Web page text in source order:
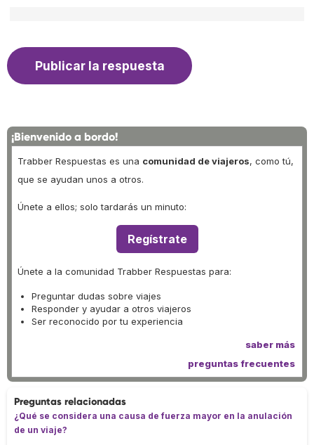
¡Bienvenido a bordo!
Trabber Respuestas es una comunidad de viajeros, como tú,
que se ayudan unos a otros.
Únete a ellos; solo tardarás un minuto:
Regístrate
Únete a la comunidad Trabber Respuestas para:
Preguntar dudas sobre viajes
Responder y ayudar a otros viajeros
Ser reconocido por tu experiencia
saber más
preguntas frecuentes
Preguntas relacionadas
¿Qué se considera una causa de fuerza mayor en la anulación
de un viaje?